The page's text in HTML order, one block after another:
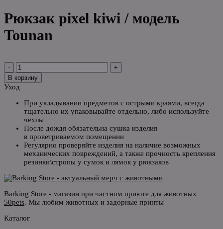
Рюкзак pixel kiwi / модель
Tounan
-
+
В корзину
Уход
При укладывании предметов с острыми краями, всегда
тщательно их упаковывайте отдельно, либо используйте
чехлы
После дождя обязательна сушка изделия
в проветриваемом помещении
Регулярно проверяйте изделия на наличие возможных
механических повреждений, а также прочность крепления
резинки\стропы у сумок и лямок у рюкзаков
Barking Store - магазин при частном приюте для животных
50pets. Мы любим животных и задорные принты
Каталог